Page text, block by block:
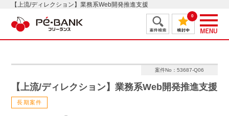
【上流/ディレクション】業務系Web開発推進支援
0
案件No：53687-Q06
【上流/ディレクション】業務系Web開発推進支援
長期案件